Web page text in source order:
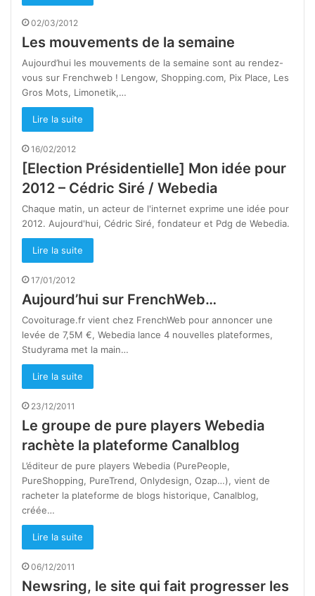
02/03/2012
Les mouvements de la semaine
Aujourd’hui les mouvements de la semaine sont au rendez-
vous sur Frenchweb ! Lengow, Shopping.com, Pix Place, Les
Gros Mots, Limonetik,…
Lire la suite
16/02/2012
[Election Présidentielle] Mon idée pour
2012 – Cédric Siré / Webedia
Chaque matin, un acteur de l'internet exprime une idée pour
2012. Aujourd'hui, Cédric Siré, fondateur et Pdg de Webedia.
Lire la suite
17/01/2012
Aujourd’hui sur FrenchWeb…
Covoiturage.fr vient chez FrenchWeb pour annoncer une
levée de 7,5M €, Webedia lance 4 nouvelles plateformes,
Studyrama met la main…
Lire la suite
23/12/2011
Le groupe de pure players Webedia
rachète la plateforme Canalblog
L’éditeur de pure players Webedia (PurePeople,
PureShopping, PureTrend, Onlydesign, Ozap…), vient de
racheter la plateforme de blogs historique, Canalblog,
créée…
Lire la suite
06/12/2011
Newsring, le site qui fait progresser les